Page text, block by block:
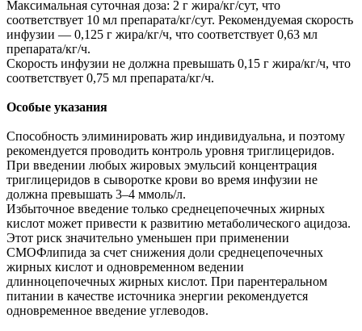
Максимальная суточная доза: 2 г жира/кг/сут, что
соответствует 10 мл препарата/кг/сут. Рекомендуемая скорость
инфузии — 0,125 г жира/кг/ч, что соответствует 0,63 мл
препарата/кг/ч.
Скорость инфузии не должна превышать 0,15 г жира/кг/ч, что
соответствует 0,75 мл препарата/кг/ч.
Особые указания
Способность элиминировать жир индивидуальна, и поэтому
рекомендуется проводить контроль уровня триглицеридов.
При введении любых жировых эмульсий концентрация
триглицеридов в сыворотке крови во время инфузии не
должна превышать 3–4 ммоль/л.
Избыточное введение только среднецепочечных жирных
кислот может привести к развитию метаболического ацидоза.
Этот риск значительно уменьшен при применении
СМОФлипида за счет снижения доли среднецепочечных
жирных кислот и одновременном ведении
длинноцепочечных жирных кислот. При парентеральном
питании в качестве источника энергии рекомендуется
одновременное введение углеводов.